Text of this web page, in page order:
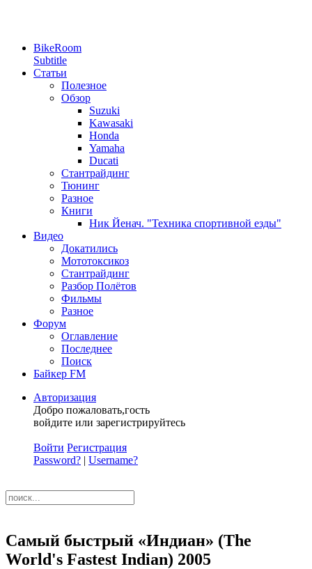
BikeRoom
Subtitle
Статьи
Полезное
Обзор
Suzuki
Kawasaki
Honda
Yamaha
Ducati
Стантрайдинг
Тюнинг
Разное
Книги
Ник Йенач. "Техника спортивной езды"
Видео
Докатились
Мототоксикоз
Стантрайдинг
Разбор Полётов
Фильмы
Разное
Форум
Оглавление
Последнее
Поиск
Байкер FM
Авторизация
Добро пожаловать,гость
войдите или зарегистрируйтесь
Войти Регистрация
Password? | Username?
Самый быстрый «Индиан» (The
World's Fastest Indian) 2005